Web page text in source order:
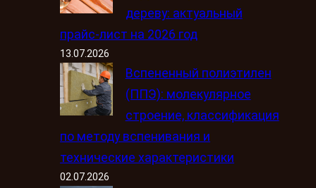
дереву: актуальный
прайс-лист на 2026 год
13.07.2026
Вспененный полиэтилен
(ППЭ): молекулярное
строение, классификация
по методу вспенивания и
технические характеристики
02.07.2026